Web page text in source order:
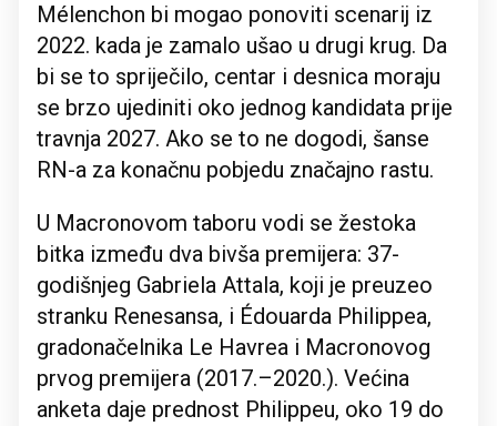
Mélenchon bi mogao ponoviti scenarij iz
2022. kada je zamalo ušao u drugi krug. Da
bi se to spriječilo, centar i desnica moraju
se brzo ujediniti oko jednog kandidata prije
travnja 2027. Ako se to ne dogodi, šanse
RN-a za konačnu pobjedu značajno rastu.
U Macronovom taboru vodi se žestoka
bitka između dva bivša premijera: 37-
godišnjeg Gabriela Attala, koji je preuzeo
stranku Renesansa, i Édouarda Philippea,
gradonačelnika Le Havrea i Macronovog
prvog premijera (2017.–2020.). Većina
anketa daje prednost Philippeu, oko 19 do